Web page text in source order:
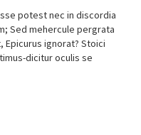
potest nec in discordia
Sed mehercule pergrata
ignorat? Stoici
dicitur oculis se